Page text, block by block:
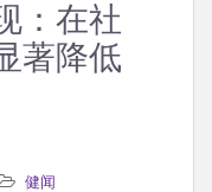
：在社
著降低
健闻